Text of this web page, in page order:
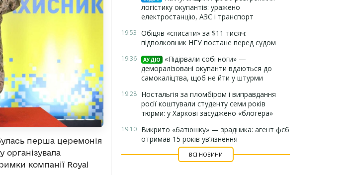
перша церемонія
компанії Royal
логістику окупантів: уражено
електростанцію, АЗС і транспорт
19:53 Обіцяв «списати» за $11 тисяч:
підполковник НГУ постане перед судом
19:36 АУДІО
«Підірвали собі ноги» —
деморалізовані окупанти вдаються до
самокаліцтва, щоб не йти у штурми
19:28 Ностальгія за пломбіром і виправдання
росії коштували студенту семи років
тюрми: у Харкові засуджено «блогера»
19:10 Викрито «батюшку» — зрадника: агент фсб
отримав 15 років ув’язнення
ВСІ НОВИНИ